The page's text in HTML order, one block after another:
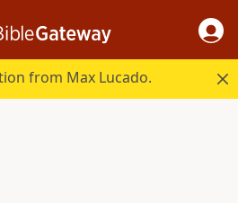
from Max Lucado.